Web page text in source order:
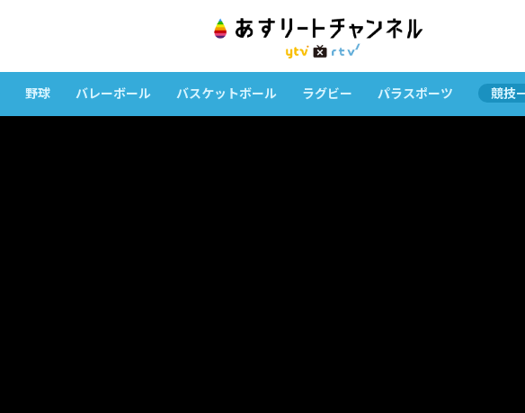
野球 バレーボール バスケットボール ラグビー パラスポーツ 競技